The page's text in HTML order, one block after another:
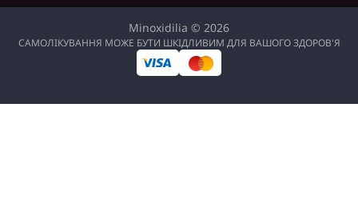
Minoxidilia © 2026
САМОЛІКУВАННЯ МОЖЕ БУТИ ШКІДЛИВИМ ДЛЯ ВАШОГО ЗДОРОВ'Я